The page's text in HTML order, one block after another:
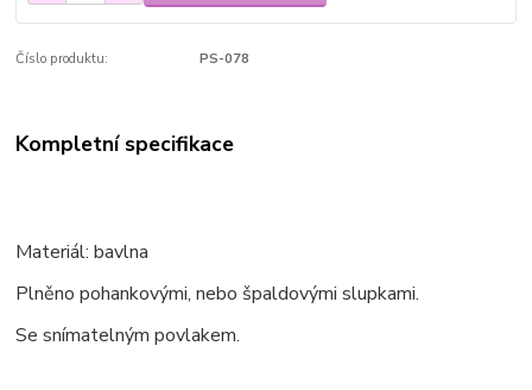
Číslo produktu: PS-078
Kompletní specifikace
Materiál: bavlna
Plněno pohankovými, nebo špaldovými slupkami.
Se snímatelným povlakem.